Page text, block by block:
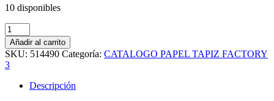
10 disponibles
TAPIZ
DECORATIVO
IMPORTADO
FACTORY
3;
514490.
cantidad
Añadir al carrito
SKU: 514490 Categoría: CATALOGO PAPEL TAPIZ FACTORY
3
Descripción